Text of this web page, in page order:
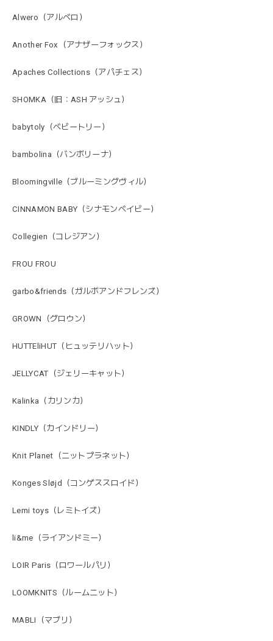
Alwero（アルベロ）
Another Fox（アナザーフォックス）
Apaches Collections（アパチェス）
SHOMKA（旧：ASH アッシュ）
babytoly（ベビートリー）
bambolina（バンボリーナ）
Bloomingville（ブルーミングヴィル）
CINNAMON BABY（シナモンベイビー）
Collegien（コレジアン）
FROU FROU
garbo&friends（ガルボアンドフレンズ）
GROWN（グロウン）
HUTTEliHUT（ヒュッテリハット）
JELLYCAT（ジェリーキャット）
Kalinka（カリンカ）
KINDLY（カインドリー）
Knit Planet（ニットプラネット）
Konges Sløjd（コンゲススロイド）
Lemi toys（レミトイズ）
li&me（ライアンドミー）
LOIR Paris（ロワールパリ）
LOOMKNITS（ルームニット）
MABLI（マブリ）